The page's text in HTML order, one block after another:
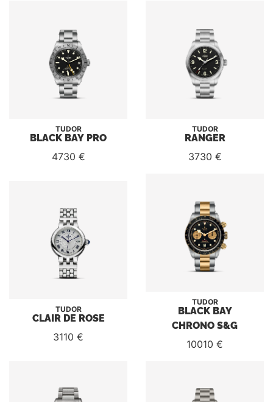
TUDOR
BLACK BAY PRO
4730 €
TUDOR
RANGER
3730 €
TUDOR
CLAIR DE ROSE
3110 €
TUDOR
BLACK BAY
CHRONO S&G
10010 €